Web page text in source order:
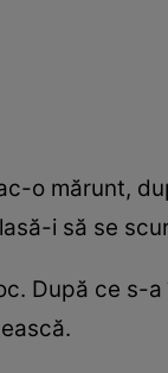
o mărunt,
i să se
După ce s-